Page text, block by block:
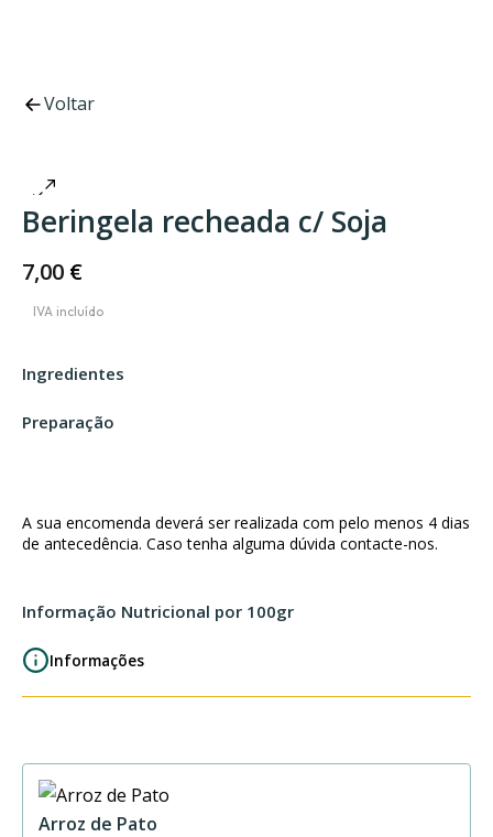
Voltar
Beringela recheada c/ Soja
7,00 €
Ingredientes
Preparação
A sua encomenda deverá ser realizada com pelo menos 4 dias
de antecedência. Caso tenha alguma dúvida contacte-nos.
Informação Nutricional por 100gr
Informações
Arroz de Pato